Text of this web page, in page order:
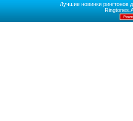
Лучшие новинки рингтонов